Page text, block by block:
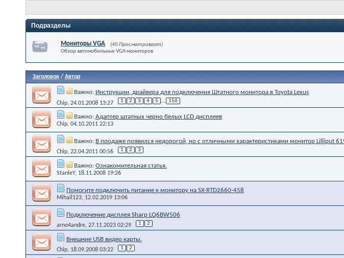
Подразделы
Мониторы VGA
(40 Просматривает)
Обзор автомобильных VGA мониторов
Заголовок / Автор
Важно: Инструкции, драйвера для подключения Штатного монитора в Toyota Lexus
Chip, 24.01.2008 13:27 1 2 3 4 5 ... 156
Важно: Адаптер штатных черно белых LCD дисплеев
Chip, 04.10.2011 22:13
Важно: В продаже появился недорогой, но с отличными характеристиками монитор Lilliput
Chip, 22.04.2011 00:56 1 2 3
Важно: Ознакомительная статья.
StanleY, 18.11.2008 19:26
Помогите подключить питание к монитору на SX-RTD2660-458
Mihail123, 12.02.2019 13:06
Подключение дисплея Sharp LQ6BW506
arno4andre, 27.11.2023 02:29 1 2
Внешние USB видео карты.
Chip, 18.09.2008 03:22 1 2